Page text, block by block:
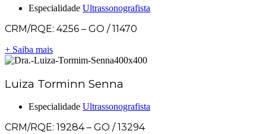
Especialidade Ultrassonografista
CRM/RQE: 4256 – GO / 11470
+ Saiba mais
Luiza Torminn Senna
Especialidade Ultrassonografista
CRM/RQE: 19284 – GO / 13294